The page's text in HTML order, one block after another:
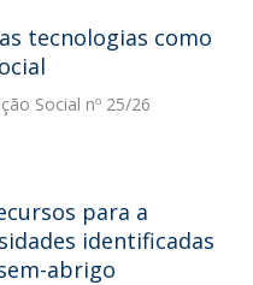
tecnologias como
Social nº 25/26
para a
identificadas
abrigo